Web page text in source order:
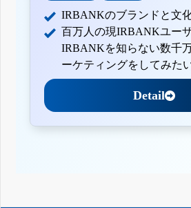
IRBANKのブランドと文
百万人の現IRBANKユー
IRBANKを知らない数千
ーケティングをしてみた
Detail